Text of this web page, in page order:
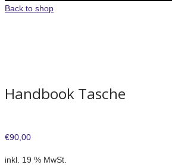
Back to shop
Handbook Tasche
€90,00
inkl. 19 % MwSt.